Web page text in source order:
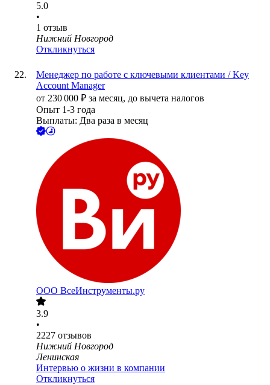
5.0
•
1 отзыв
Нижний Новгород
Откликнуться
Менеджер по работе с ключевыми клиентами / Key
Account Manager
от 230 000 ₽ за месяц, до вычета налогов
Опыт 1-3 года
Выплаты: Два раза в месяц
ООО ВсеИнструменты.ру
3.9
•
2227 отзывов
Нижний Новгород
Ленинская
Интервью о жизни в компании
Откликнуться